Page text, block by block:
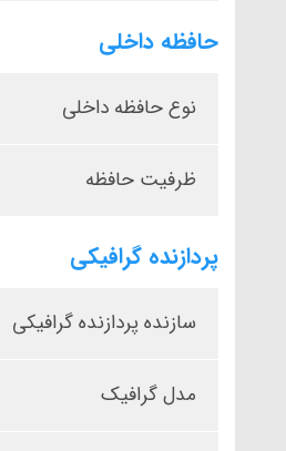
حافظه داخلی
نوع حافظه داخلی
ظرفیت حافظه
پردازنده گرافیکی
سازنده پردازنده گرافیکی
مدل گرافیک